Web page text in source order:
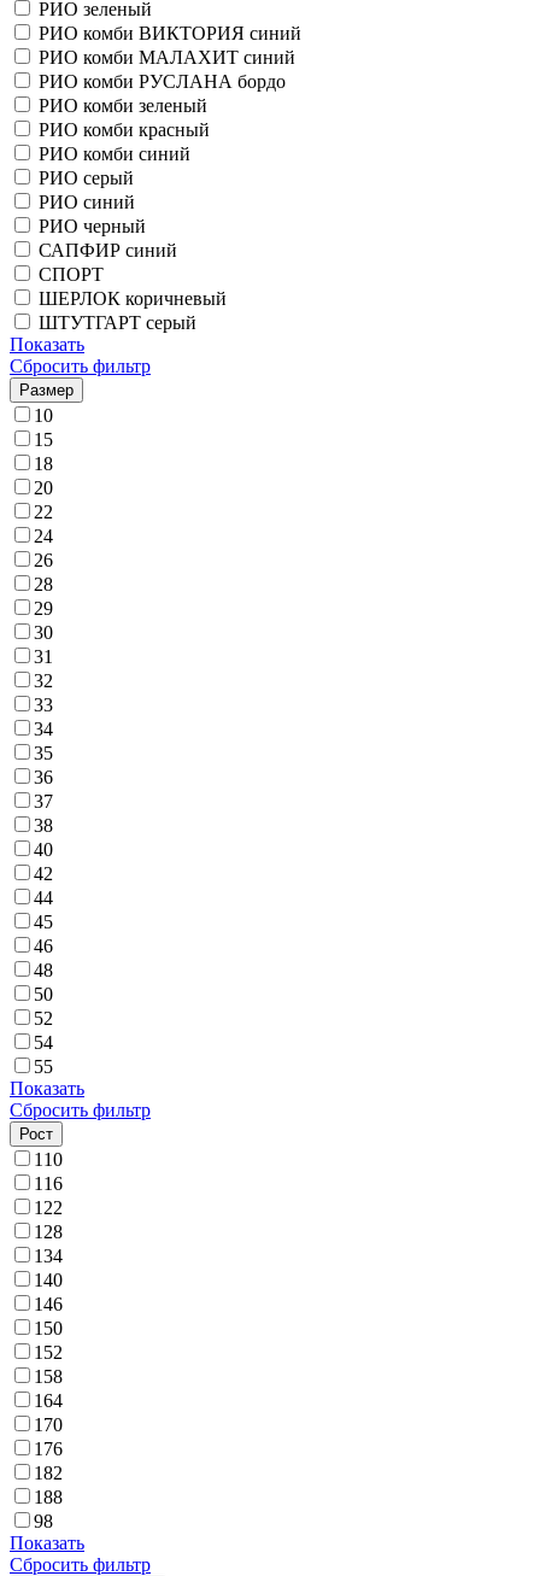
РИО зеленый
РИО комби ВИКТОРИЯ синий
РИО комби МАЛАХИТ синий
РИО комби РУСЛАНА бордо
РИО комби зеленый
РИО комби красный
РИО комби синий
РИО серый
РИО синий
РИО черный
САПФИР синий
СПОРТ
ШЕРЛОК коричневый
ШТУТГАРТ серый
Показать
Сбросить фильтр
Размер
10
15
18
20
22
24
26
28
29
30
31
32
33
34
35
36
37
38
40
42
44
45
46
48
50
52
54
55
Показать
Сбросить фильтр
Рост
110
116
122
128
134
140
146
150
152
158
164
170
176
182
188
98
Показать
Сбросить фильтр